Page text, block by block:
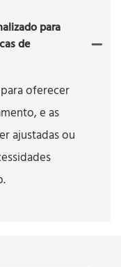
para
de
oferecer
e as
ajustadas ou